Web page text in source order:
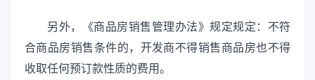
另外，《商品房销售管理办法》规定规定：不符
合商品房销售条件的，开发商不得销售商品房也不得
收取任何预订款性质的费用。